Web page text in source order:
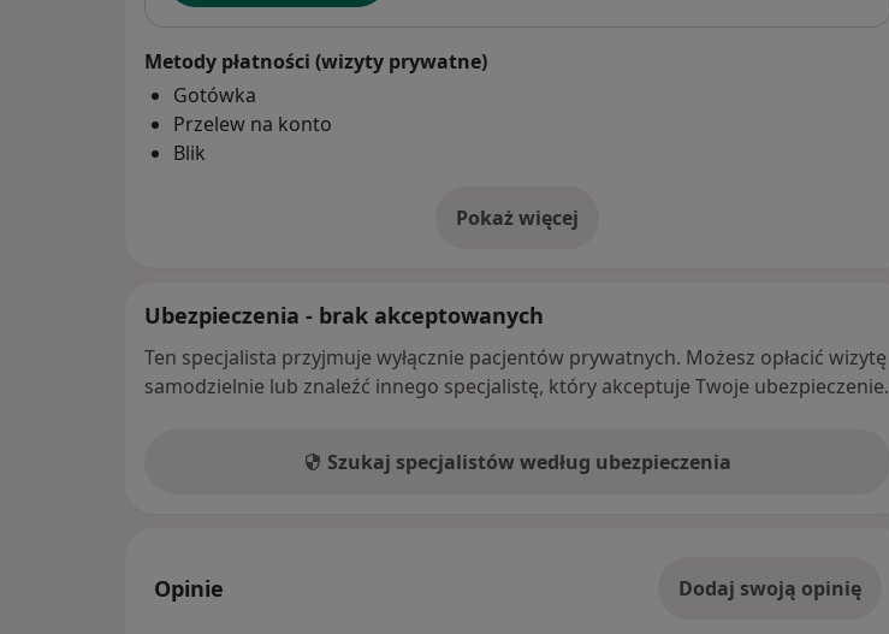
Metody płatności (wizyty prywatne)
Gotówka
Przelew na konto
Blik
Pokaż więcej
o adresie
Ubezpieczenia - brak akceptowanych
Ten specjalista przyjmuje wyłącznie pacjentów prywatnych. Możesz opłacić wizytę
samodzielnie lub znaleźć innego specjalistę, który akceptuje Twoje ubezpieczenie.
Szukaj specjalistów według ubezpieczenia
Opinie Dodaj swoją opinię